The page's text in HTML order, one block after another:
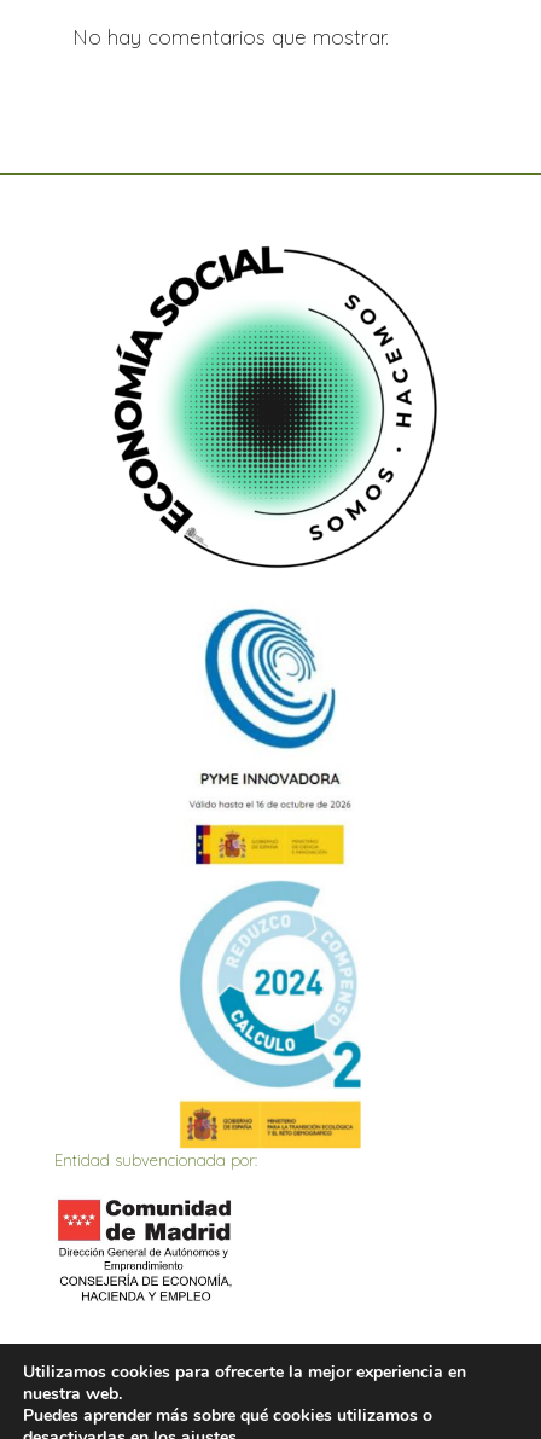
No hay comentarios que mostrar.
Entidad subvencionada por:
Política de CookiesAviso Legal
Utilizamos cookies para ofrecerte la mejor experiencia en
nuestra web.
Puedes aprender más sobre qué cookies utilizamos o